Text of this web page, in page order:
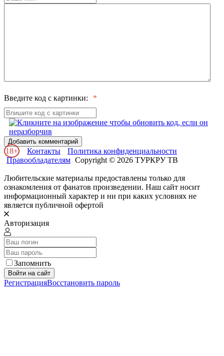
Введите код с картинки:
Добавить комментарий
18+ Контакты
Политика конфиденциальности
Правообладателям Copyright © 2026 ТУРКРУ ТВ
Любительские материалы предоставлены только для
ознакомления от фанатов произведении. Наш сайт носит
информационный характер и ни при каких условиях не
является публичной офертой
Авторизация
Запомнить
Войти на сайт
РегистрацияВосстановить пароль